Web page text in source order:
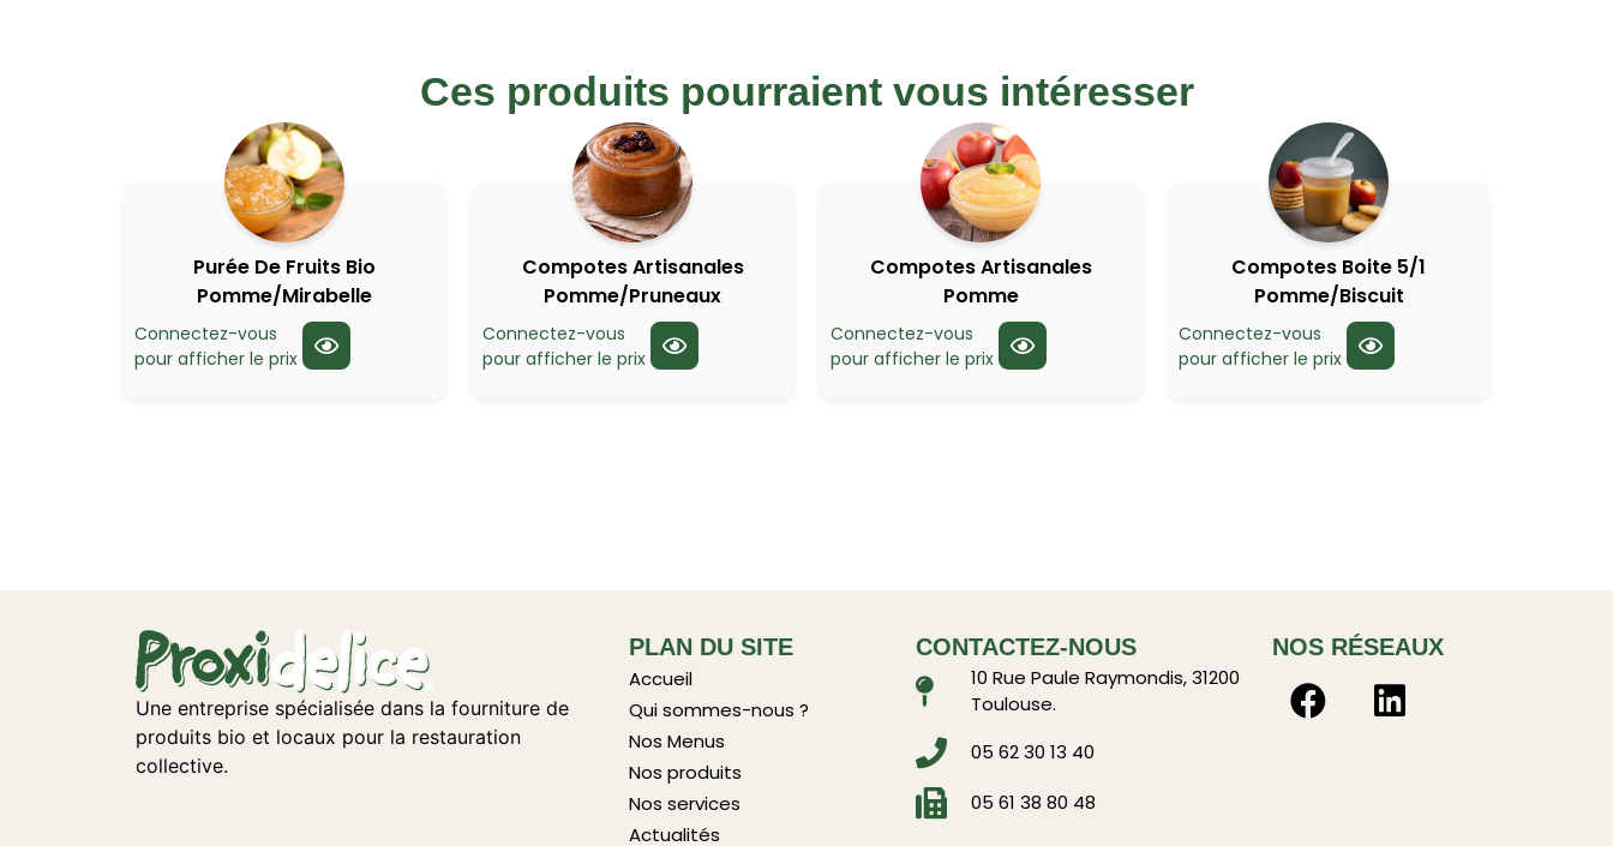
Ces produits pourraient vous intéresser
Purée De Fruits Bio
Pomme/Mirabelle
Connectez-vous
pour afficher le prix
Compotes Artisanales
Pomme/Pruneaux
Connectez-vous
pour afficher le prix
Compotes Artisanales
Pomme
Connectez-vous
pour afficher le prix
Compotes Boite 5/1
Pomme/Biscuit
Connectez-vous
pour afficher le prix
Une entreprise spécialisée dans la fourniture de
produits bio et locaux pour la restauration
collective.
PLAN DU SITE
Accueil
Qui sommes-nous ?
Nos Menus
Nos produits
Nos services
Actualités
CONTACTEZ-NOUS
10 Rue Paule Raymondis, 31200
Toulouse.
05 62 30 13 40
05 61 38 80 48
NOS RÉSEAUX